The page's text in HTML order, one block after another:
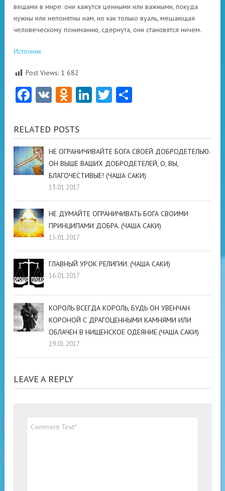
вещами в мире: они кажутся ценными или важными, покуда
нужны или непонятны нам, но как только вуаль, мешающая
человеческому пониманию, сдернута, они становятся ничем.
Источник
Post Views: 1 682
Facebook
VK Odnoklassniki
LinkedIn
Twitter
RELATED POSTS
НЕ ОГРАНИЧИВАЙТЕ БОГА СВОЕЙ ДОБРОДЕТЕЛЬЮ.
ОН ВЫШЕ ВАШИХ ДОБРОДЕТЕЛЕЙ, О, ВЫ,
БЛАГОЧЕСТИВЫЕ! (ЧАША САКИ)
13.01.2017
НЕ ДУМАЙТЕ ОГРАНИЧИВАТЬ БОГА СВОИМИ
ПРИНЦИПАМИ ДОБРА. (ЧАША САКИ)
15.01.2017
ГЛАВНЫЙ УРОК РЕЛИГИИ. (ЧАША САКИ)
16.01.2017
КОРОЛЬ ВСЕГДА КОРОЛЬ, БУДЬ ОН УВЕНЧАН
КОРОНОЙ С ДРАГОЦЕННЫМИ КАМНЯМИ ИЛИ
ОБЛАЧЕН В НИЩЕНСКОЕ ОДЕЯНИЕ.(ЧАША САКИ)
19.01.2017
LEAVE A REPLY